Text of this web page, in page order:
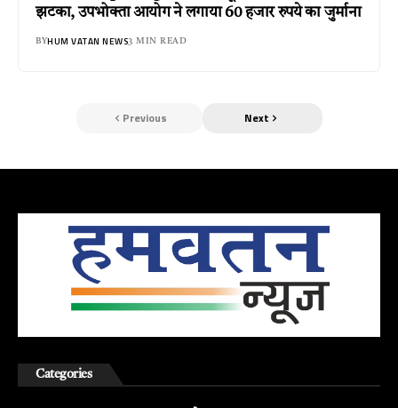
झटका, उपभोक्ता आयोग ने लगाया 60 हजार रुपये का जुर्माना
BYHUM VATAN NEWS3 MIN READ
Previous Next
Categories